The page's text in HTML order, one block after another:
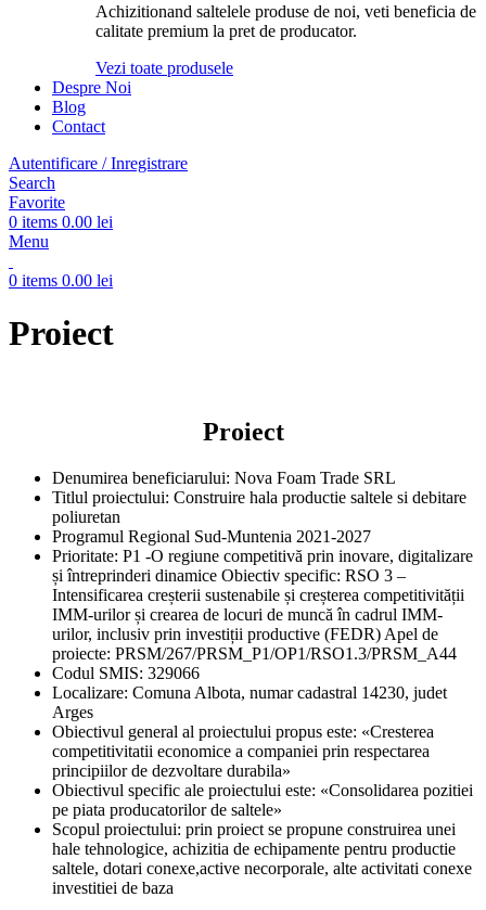
Achizitionand saltelele produse de noi, veti beneficia de
calitate premium la pret de producator.
Vezi toate produsele
Despre Noi
Blog
Contact
Autentificare / Inregistrare
Search
Favorite
0 items 0.00 lei
Menu
0 items 0.00 lei
Proiect
Proiect
Denumirea beneficiarului: Nova Foam Trade SRL
Titlul proiectului: Construire hala productie saltele si debitare
poliuretan
Programul Regional Sud-Muntenia 2021-2027
Prioritate: P1 -O regiune competitivă prin inovare, digitalizare
și întreprinderi dinamice Obiectiv specific: RSO 3 –
Intensificarea creșterii sustenabile și creșterea competitivității
IMM-urilor și crearea de locuri de muncă în cadrul IMM-
urilor, inclusiv prin investiții productive (FEDR) Apel de
proiecte: PRSM/267/PRSM_P1/OP1/RSO1.3/PRSM_A44
Codul SMIS: 329066
Localizare: Comuna Albota, numar cadastral 14230, judet
Arges
Obiectivul general al proiectului propus este: «Cresterea
competitivitatii economice a companiei prin respectarea
principiilor de dezvoltare durabila»
Obiectivul specific ale proiectului este: «Consolidarea pozitiei
pe piata producatorilor de saltele»
Scopul proiectului: prin proiect se propune construirea unei
hale tehnologice, achizitia de echipamente pentru productie
saltele, dotari conexe,active necorporale, alte activitati conexe
investitiei de baza